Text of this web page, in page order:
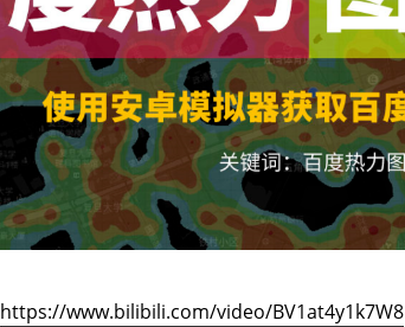
https://www.bilibili.com/video/BV1at4y1k7W8